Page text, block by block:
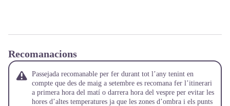
Recomanacions
Passejada recomanable per fer durant tot l’any tenint en
compte que des de maig a setembre es recomana fer l’itinerari
a primera hora del matí o darrera hora del vespre per evitar les
hores d’altes temperatures ja que les zones d’ombra i els punts